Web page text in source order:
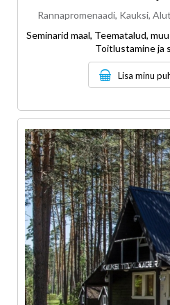
Rannapromenaadi, Kauksi,
Seminarid maal, Teematalud,
Toitlustamine ja
Lisa minu